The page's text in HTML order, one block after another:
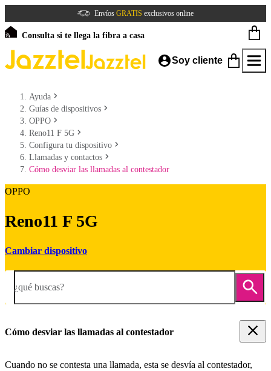
Envíos GRATIS exclusivos online
Consulta si te llega la fibra a casa
Soy cliente
Ayuda
Guías de dispositivos
OPPO
Reno11 F 5G
Configura tu dispositivo
Llamadas y contactos
Cómo desviar las llamadas al contestador
OPPO
Reno11 F 5G
Cambiar dispositivo
¿qué buscas?
Cómo desviar las llamadas al contestador
Cuando no se contesta una llamada, esta se desvía al contestador,